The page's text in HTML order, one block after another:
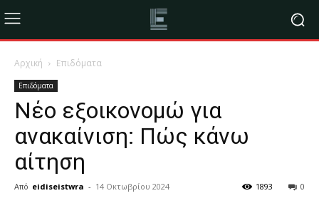
Αρχική Επιδόματα
Επιδόματα
Νέο εξοικονομώ για
ανακαίνιση: Πώς κάνω
αίτηση
Από eidiseistwra - 14 Οκτωβρίου 2024 0
1893